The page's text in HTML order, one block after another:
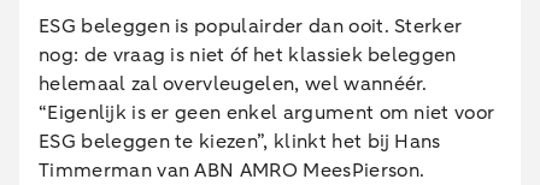
ESG beleggen is populairder dan ooit. Sterker
nog: de vraag is niet óf het klassiek beleggen
helemaal zal overvleugelen, wel wannéér.
“Eigenlijk is er geen enkel argument om niet voor
ESG beleggen te kiezen”, klinkt het bij Hans
Timmerman van ABN AMRO MeesPierson.